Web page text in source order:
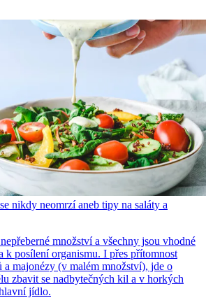
nikdy neomrzí aneb tipy na saláty a
množství a všechny jsou vhodné
k posílení organismu. I přes přítomnost
a majonézy (v malém množství), jde o
zbavit se nadbytečných kil a v horkých
jídlo.